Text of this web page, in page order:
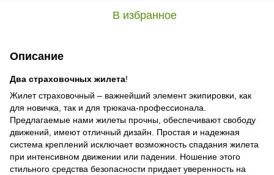
В избранное
Описание
Два страховочных жилета!
Жилет страховочный – важнейший элемент экипировки, как
для новичка, так и для трюкача-профессионала.
Предлагаемые нами жилеты прочны, обеспечивают свободу
движений, имеют отличный дизайн. Простая и надежная
система креплений исключает возможность спадания жилета
при интенсивном движении или падении. Ношение этого
стильного средства безопасности придает уверенность на